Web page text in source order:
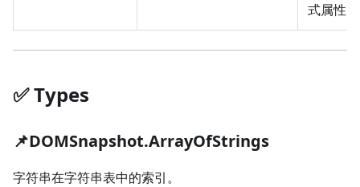
式属性。
✅️️ Types
📌DOMSnapshot.ArrayOfStrings
字符串在字符串表中的索引。